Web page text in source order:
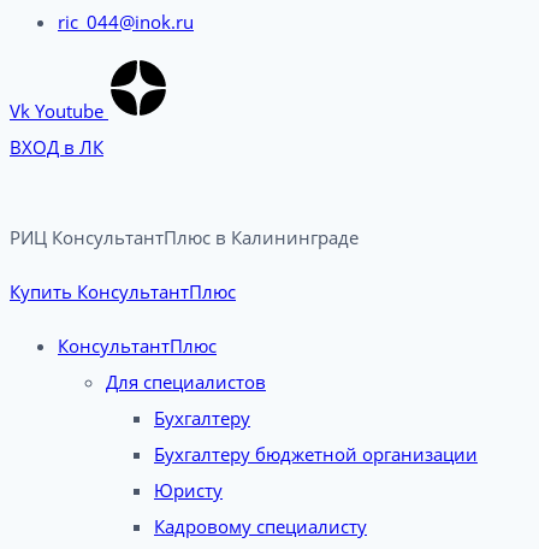
ric_044@inok.ru
Vk Youtube
ВХОД в ЛК
РИЦ КонсультантПлюс в Калининграде​
Купить КонсультантПлюс
КонсультантПлюс
Для специалистов
Бухгалтеру
Бухгалтеру бюджетной организации
Юристу
Кадровому специалисту